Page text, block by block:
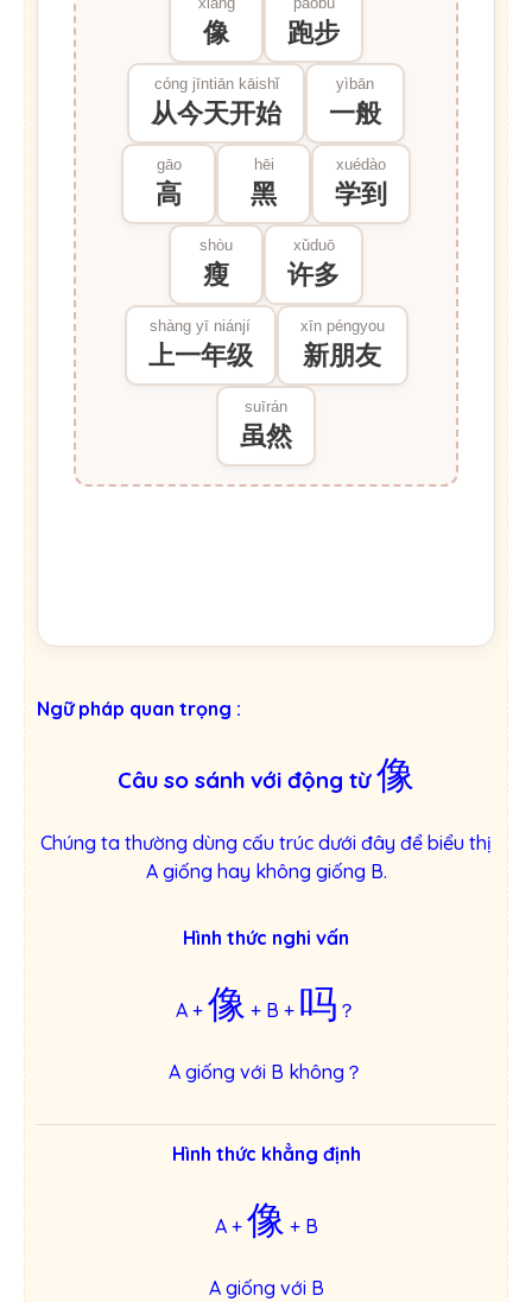
像 跑步
cóng jīntiān kāishǐ
从今天开始
yìbān
一般
gāo
高
hēi
黑
xuédào
学到
shòu
瘦
xǔduō
许多
shàng yī niánjí
上一年级
xīn péngyou
新朋友
suīrán
虽然
Ngữ pháp quan trọng :
Câu so sánh với động từ像
Chúng ta thường dùng cấu trúc dưới đây để biểu thị
A giống hay không giống B.
Hình thức nghi vấn
A + 像 + B + 吗 ？
A giống với B không？
Hình thức khẳng định
A + 像 + B
A giống với B